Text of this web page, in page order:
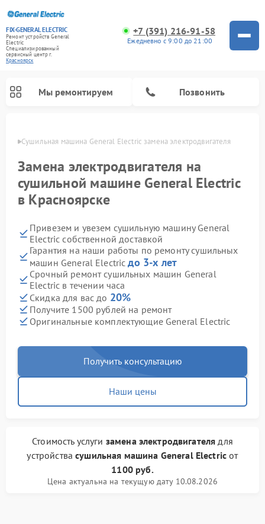
FIX-GENERAL ELECTRIC
Ремонт устройств General
Electric
Специализированный
cервисный центр г.
Красноярск
+7 (391) 216-91-58
Ежедневно с 9:00 до 21:00
Мы ремонтируем Позвонить
Сушильная машина General Electric замена электродвигателя
Замена электродвигателя на
сушильной машине General Electric
в Красноярске
Привезем и увезем сушильную машину General
Electric собственной доставкой
Гарантия на наши работы по ремонту сушильных
машин General Electricдо 3-х лет
Срочный ремонт сушильных машин General
Electric в течении часа
Скидка для вас до 20%
Получите 1500 рублей на ремонт
Оригинальные комплектующие General Electric
Получить консультацию
Наши цены
Стоимость услуги замена электродвигателя для
устройствасушильная машина General Electric от
1100 руб.
Цена актуальна на текущую дату 10.08.2026